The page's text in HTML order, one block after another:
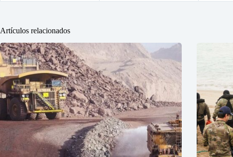
Artículos relacionados